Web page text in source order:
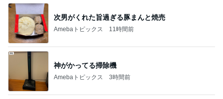
次男がくれた旨過ぎる豚まんと焼売
Amebaトピックス 11時間前
神がかってる掃除機
Amebaトピックス 3時間前